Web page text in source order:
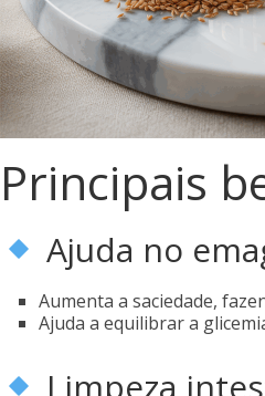
Principais
Ajuda no
Aumenta a saciedade,
Ajuda a equilibrar a
Limpeza